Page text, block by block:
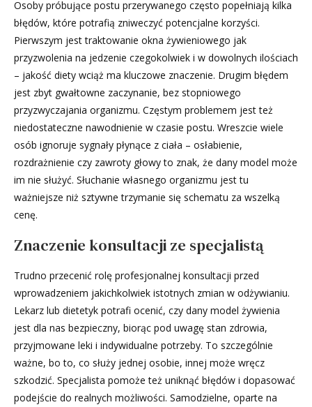
Osoby próbujące postu przerywanego często popełniają kilka
błędów, które potrafią zniweczyć potencjalne korzyści.
Pierwszym jest traktowanie okna żywieniowego jak
przyzwolenia na jedzenie czegokolwiek i w dowolnych ilościach
– jakość diety wciąż ma kluczowe znaczenie. Drugim błędem
jest zbyt gwałtowne zaczynanie, bez stopniowego
przyzwyczajania organizmu. Częstym problemem jest też
niedostateczne nawodnienie w czasie postu. Wreszcie wiele
osób ignoruje sygnały płynące z ciała – osłabienie,
rozdrażnienie czy zawroty głowy to znak, że dany model może
im nie służyć. Słuchanie własnego organizmu jest tu
ważniejsze niż sztywne trzymanie się schematu za wszelką
cenę.
Znaczenie konsultacji ze specjalistą
Trudno przecenić rolę profesjonalnej konsultacji przed
wprowadzeniem jakichkolwiek istotnych zmian w odżywianiu.
Lekarz lub dietetyk potrafi ocenić, czy dany model żywienia
jest dla nas bezpieczny, biorąc pod uwagę stan zdrowia,
przyjmowane leki i indywidualne potrzeby. To szczególnie
ważne, bo to, co służy jednej osobie, innej może wręcz
szkodzić. Specjalista pomoże też uniknąć błędów i dopasować
podejście do realnych możliwości. Samodzielne, oparte na